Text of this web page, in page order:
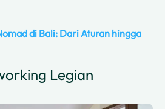
di Bali: Dari Aturan hingga
Legian